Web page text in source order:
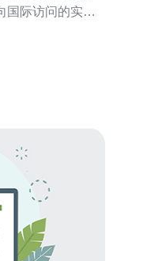
国际访问的实用